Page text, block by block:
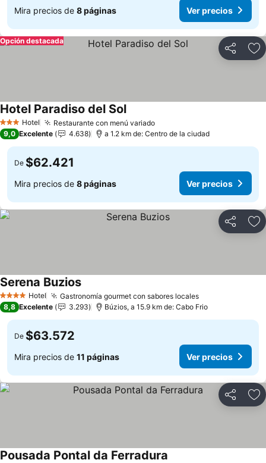
Mira precios de 8 páginas Ver precios
Compartir
Opción destacada
3 Estrellas
Hotel Restaurante con menú variadoVer precios
Hotel Paradiso del SolVer precios
9,0 Excelente 4.638 a 1.2 km de: Centro de la ciudad
De $62.421
Mira precios de 8 páginas Ver precios
Compartir
4 EstrellasHotel Gastronomía gourmet con sabores localesVer precios
Serena BuziosVer precios
8,8 Excelente 3.293 Búzios, a 15.9 km de: Cabo Frio
De $63.572
Mira precios de 11 páginas Ver precios
Compartir
Pousada Pontal da Ferradura